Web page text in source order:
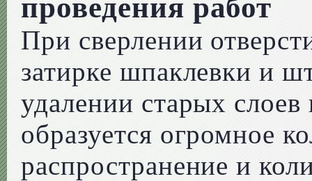
проведения работ
При сверлении
затирке шпаклевки и
удалении старых
образуется огромное
распространение и